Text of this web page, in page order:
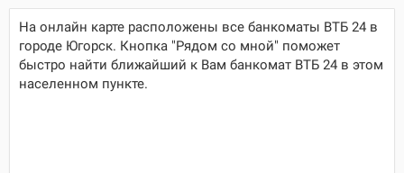
На онлайн карте расположены все банкоматы ВТБ 24 в
городе Югорск. Кнопка "Рядом со мной" поможет
быстро найти ближайший к Вам банкомат ВТБ 24 в этом
населенном пункте.